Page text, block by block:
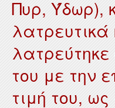
Πυρ, Ύδωρ),
του με την
τιμή του,